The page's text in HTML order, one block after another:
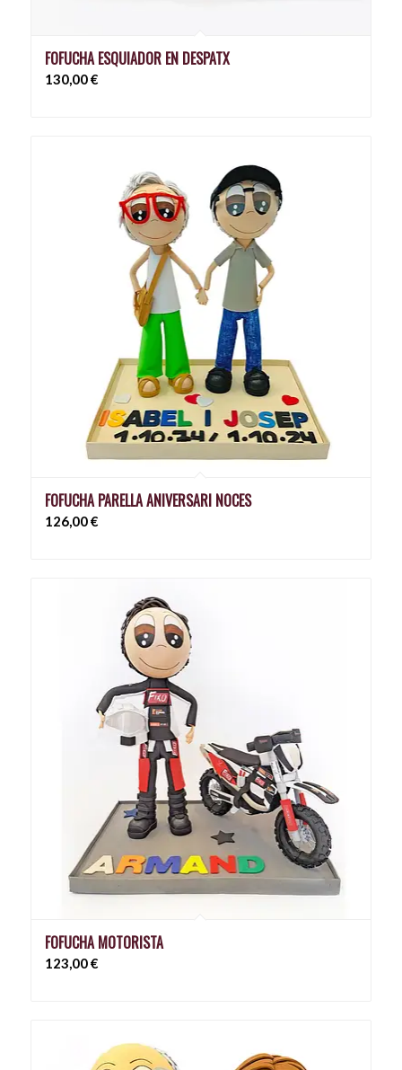
FOFUCHA ESQUIADOR EN DESPATX
130,00€
FOFUCHA PARELLA ANIVERSARI NOCES
126,00€
FOFUCHA MOTORISTA
123,00€